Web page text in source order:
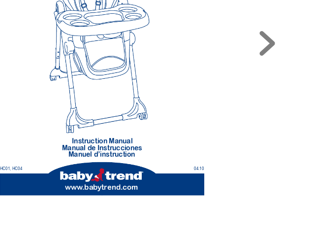
Instruction Manual
Manual de Instrucciones
Manuel d’instruction
04.10
HC01, HC04
www.babytrend.com